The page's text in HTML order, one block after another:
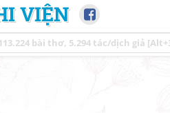
VIỆN